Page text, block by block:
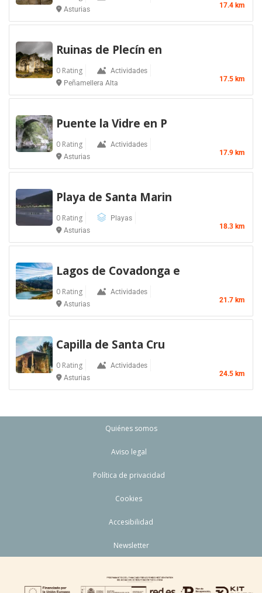
Asturias
17.4 km
Ruinas de Plecín en
0 Rating
Actividades
Peñamellera Alta
17.5 km
Puente la Vidre en P
0 Rating
Actividades
Asturias
17.9 km
Playa de Santa Marin
0 Rating
Playas
Asturias
18.3 km
Lagos de Covadonga e
0 Rating
Actividades
Asturias
21.7 km
Capilla de Santa Cru
0 Rating
Actividades
Asturias
24.5 km
Quiénes somos
Aviso legal
Política de privacidad
Cookies
Accesibilidad
Newsletter